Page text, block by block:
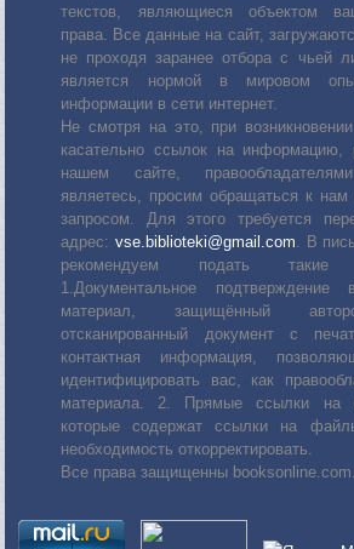
текстов, являющиеся объектом
права. Все данные на сайт,
не проходя заранее отбора с чьей
является нормой в мировом
информации в сети интернет.
Не смотря на это, при
касательно ссылок на
нашем сайте,
являетесь, просим обращаться к
запросом. Для этого требуется
адрес: vse.biblioteki@gmail.com. В
рекомендуем подать
1.Документальное
материал, защищённый
отсканированный документ с
контактная информация,
идентифицировать вас, как
материала. 2. Прямые ссылки на
которые содержат ссылки на
необходимость откорректировать.
Все права защищенны